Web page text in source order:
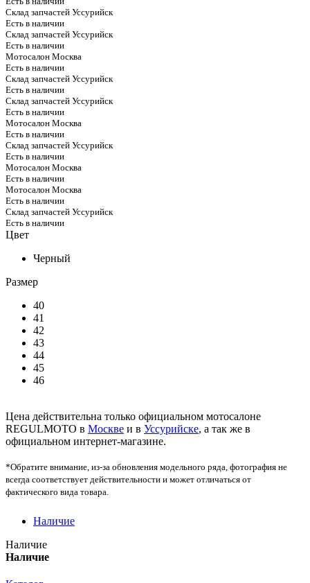
Склад запчастей Уссурийск
Есть в наличии
Склад запчастей Уссурийск
Есть в наличии
Мотосалон Москва
Есть в наличии
Склад запчастей Уссурийск
Есть в наличии
Склад запчастей Уссурийск
Есть в наличии
Мотосалон Москва
Есть в наличии
Склад запчастей Уссурийск
Есть в наличии
Мотосалон Москва
Есть в наличии
Мотосалон Москва
Есть в наличии
Склад запчастей Уссурийск
Есть в наличии
Цвет
Черный
Размер
40
41
42
43
44
45
46
Цена действительна только официальном мотосалоне
REGULMOTO в Москве и в Уссурийске, а так же в
официальном интернет-магазине.
*Обратите внимание, из-за обновления модельного ряда, фотография не
всегда соответствует действительности и может отличаться от
фактического вида товара.
Наличие
Наличие
Наличие